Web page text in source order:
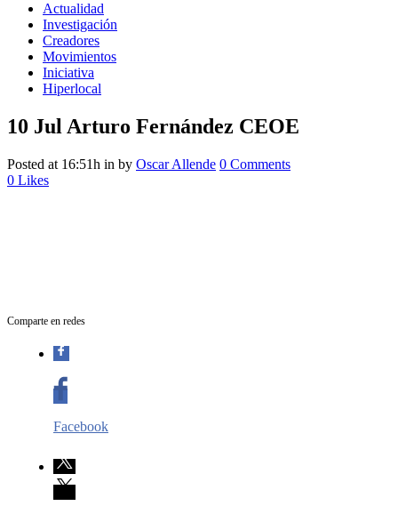
Actualidad
Investigación
Creadores
Movimientos
Iniciativa
Hiperlocal
10 Jul Arturo Fernández CEOE
Posted at 16:51h in by Oscar Allende 0 Comments
0 Likes
Comparte en redes
Facebook